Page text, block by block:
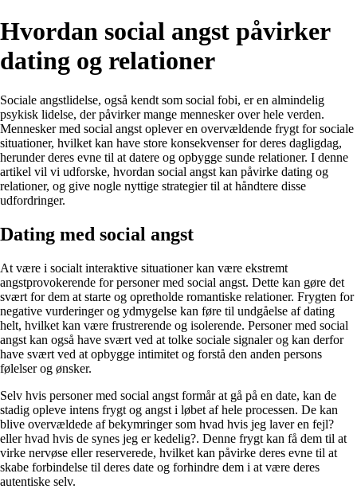
Hvordan social angst påvirker
dating og relationer
Sociale angstlidelse, også kendt som social fobi, er en almindelig
psykisk lidelse, der påvirker mange mennesker over hele verden.
Mennesker med social angst oplever en overvældende frygt for sociale
situationer, hvilket kan have store konsekvenser for deres dagligdag,
herunder deres evne til at datere og opbygge sunde relationer. I denne
artikel vil vi udforske, hvordan social angst kan påvirke dating og
relationer, og give nogle nyttige strategier til at håndtere disse
udfordringer.
Dating med social angst
At være i socialt interaktive situationer kan være ekstremt
angstprovokerende for personer med social angst. Dette kan gøre det
svært for dem at starte og opretholde romantiske relationer. Frygten for
negative vurderinger og ydmygelse kan føre til undgåelse af dating
helt, hvilket kan være frustrerende og isolerende. Personer med social
angst kan også have svært ved at tolke sociale signaler og kan derfor
have svært ved at opbygge intimitet og forstå den anden persons
følelser og ønsker.
Selv hvis personer med social angst formår at gå på en date, kan de
stadig opleve intens frygt og angst i løbet af hele processen. De kan
blive overvældede af bekymringer som hvad hvis jeg laver en fejl?
eller hvad hvis de synes jeg er kedelig?. Denne frygt kan få dem til at
virke nervøse eller reserverede, hvilket kan påvirke deres evne til at
skabe forbindelse til deres date og forhindre dem i at være deres
autentiske selv.